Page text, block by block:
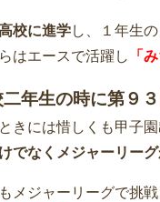
校に進学し、１年生
はエースで活躍し
「
年生の時に第９
きには惜しくも甲子園
でなくメジャーリー
メジャーリーグで挑